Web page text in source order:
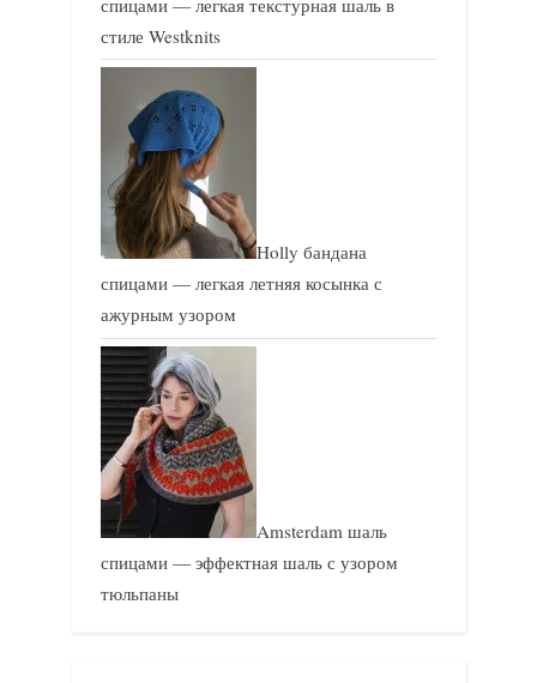
спицами — легкая текстурная шаль в
стиле Westknits
Holly бандана
спицами — легкая летняя косынка с
ажурным узором
Amsterdam шаль
спицами — эффектная шаль с узором
тюльпаны